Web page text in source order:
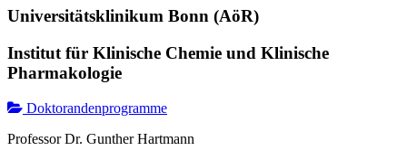
Universitätsklinikum Bonn (AöR)
Institut für Klinische Chemie und Klinische
Pharmakologie
Doktorandenprogramme
Professor Dr. Gunther Hartmann